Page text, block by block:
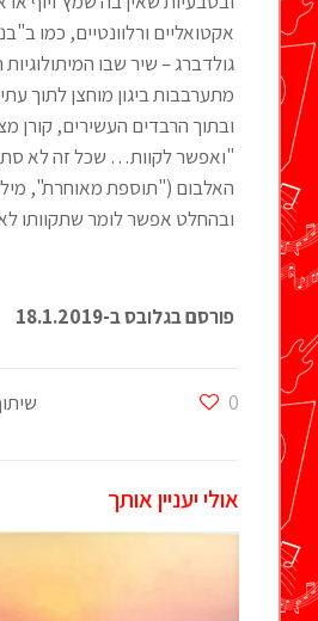
אקטואליים ורלוונטיים, כמו
גולדברג – שיר שבו המיתולוגיות
מתערבבות ביגון מוחצן לתוך
ובתוך הרבדים העשירים, קורן
"ואפשר לקוות… שכל זה לא
האלבום ("תוספת מאוחרת",
ובהחלט אפשר לומר שתקוותו
פורסם בגלובס ב-18.1.2019
0
אולי יעניין אותך